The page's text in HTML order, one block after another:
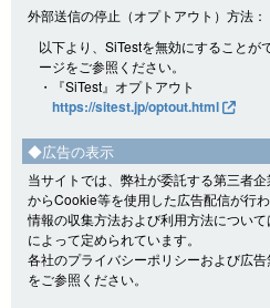
外部送信の停止（オプトアウト）方法：
以下より、SiTestを無効にすることが
ージをご参照ください。
・『SiTest』オプトアウト
https://sitest.jp/optout.html
◆広告の表示
当サイトでは、弊社が委託する第三者
からCookie等を使用した広告配信が行わ
情報の収集方法および利用方法につい
によって定められています。
各社のプライバシーポリシーおよび広
をご参照ください。